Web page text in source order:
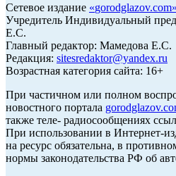
Сетевое издание «gorodglazov.com»
Учредитель Индивидуальный
Е.С.
Главный редактор: Мамедова Е.С.
Редакция: sitesredaktor@yandex.ru
Возрастная категория сайта: 16+
При частичном или полном
новостного портала
также теле- радиосообщениях
При использовании в Интернет-
на ресурс обязательна, в
нормы законодательства РФ об